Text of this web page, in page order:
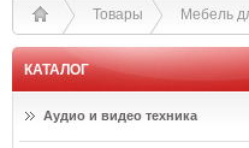
Товары Мебель
КАТАЛОГ
Аудио и видео техника